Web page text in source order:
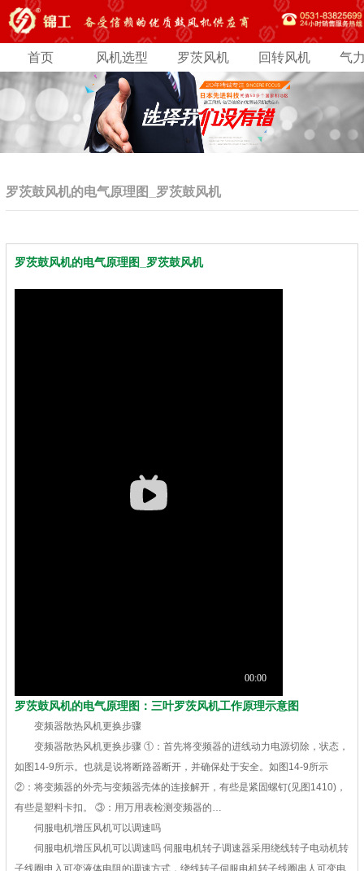
首页 风机选型 罗茨风机 回转风机 气
罗茨鼓风机的电气原理图_罗茨鼓风机
罗茨鼓风机的电气原理图_罗茨鼓风机
罗茨鼓风机的电气原理图：三叶罗茨风机工作原理示意图
变频器散热风机更换步骤
变频器散热风机更换步骤 ①：首先将变频器的进线动力电源切除，状态，
如图14-9所示。也就是说将断路器断开，并确保处于安全。如图14-9所示
②：将变频器的外壳与变频器壳体的连接解开，有些是紧固螺钉(见图1410)，
有些是塑料卡扣。 ③：用万用表检测变频器的…
伺服电机增压风机可以调速吗
伺服电机增压风机可以调速吗 伺服电机转子调速器采用绕线转子电动机转